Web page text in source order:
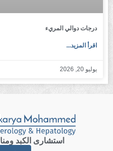
درجات دوالي المريء
اقرأ المزيد...
يوليو 20, 2026
استشارى الكبد